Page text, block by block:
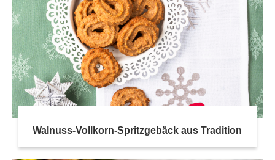
Walnuss-Vollkorn-Spritzgebäck aus Tradition